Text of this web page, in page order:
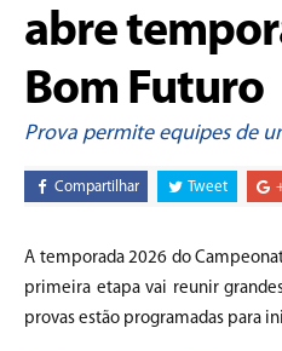
abre
Bom Futuro
Prova permite equipes de
Compartilhar Tweet
A temporada 2026 do
primeira etapa vai reunir
provas estão programadas para